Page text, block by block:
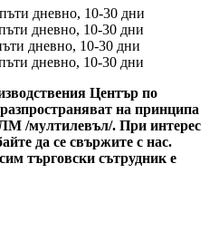
дневно, 10-30 дни
дневно, 10-30 дни
дневно, 10-30 дни
дневно, 10-30 дни
Център по
на принципа
/мултилевъл/. При интерес
да се свържите с нас.
търговски сътрудник е